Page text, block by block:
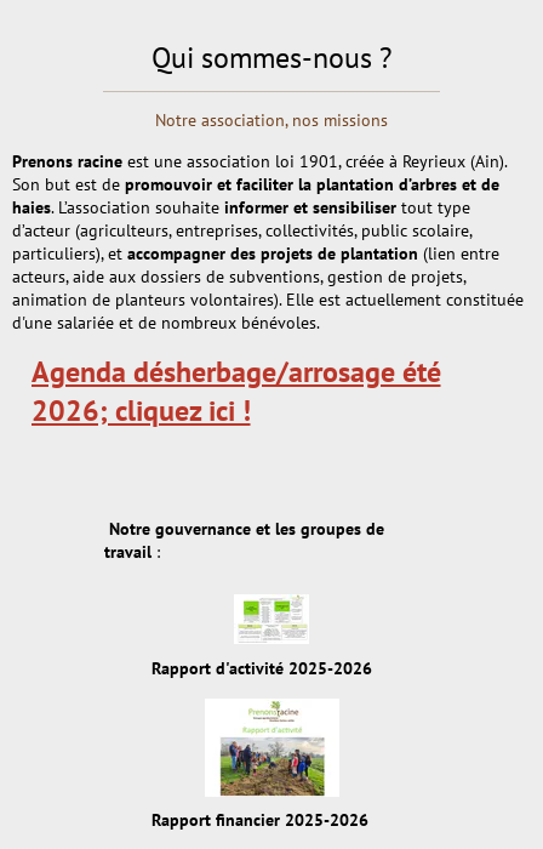
Qui sommes-nous ?
Notre association, nos missions
Prenons racine est une association loi 1901, créée à Reyrieux (Ain).
Son but est de promouvoir et faciliter la plantation d’arbres et de
haies. L’association souhaite informer et sensibiliser tout type
d’acteur (agriculteurs, entreprises, collectivités, public scolaire,
particuliers), et accompagner des projets de plantation (lien entre
acteurs, aide aux dossiers de subventions, gestion de projets,
animation de planteurs volontaires). Elle est actuellement constituée
d'une salariée et de nombreux bénévoles.
Agenda désherbage/arrosage été
2026; cliquez ici !
Notre gouvernance et les groupes de
travail:
Rapport d'activité 2025-2026
Rapport financier 2025-2026